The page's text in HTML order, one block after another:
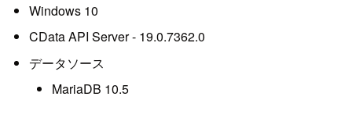
Windows 10
CData API Server - 19.0.7362.0
データソース
MariaDB 10.5